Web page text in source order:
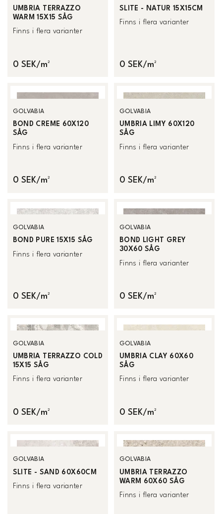
UMBRIA TERRAZZO
WARM 15X15 SÅG
Finns i flera varianter
0 SEK/m²
SLITE - NATUR 15X15CM
Finns i flera varianter
0 SEK/m²
GOLVABIA
BOND CREME 60X120
SÅG
Finns i flera varianter
0 SEK/m²
GOLVABIA
UMBRIA LIMY 60X120
SÅG
Finns i flera varianter
0 SEK/m²
GOLVABIA
BOND PURE 15X15 SÅG
Finns i flera varianter
0 SEK/m²
GOLVABIA
BOND LIGHT GREY
30X60 SÅG
Finns i flera varianter
0 SEK/m²
GOLVABIA
UMBRIA TERRAZZO COLD
15X15 SÅG
Finns i flera varianter
0 SEK/m²
GOLVABIA
UMBRIA CLAY 60X60
SÅG
Finns i flera varianter
0 SEK/m²
GOLVABIA
SLITE - SAND 60X60CM
Finns i flera varianter
GOLVABIA
UMBRIA TERRAZZO
WARM 60X60 SÅG
Finns i flera varianter